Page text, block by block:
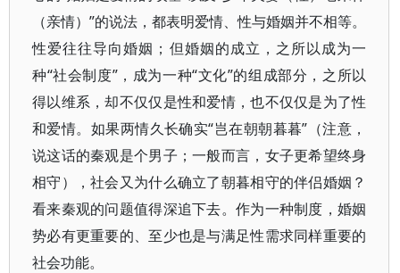
（亲情）”的说法，都表明爱情、性与婚姻并不相等。
性爱往往导向婚姻；但婚姻的成立，之所以成为一
种“社会制度”，成为一种“文化”的组成部分，之所以
得以维系，却不仅仅是性和爱情，也不仅仅是为了性
和爱情。如果两情久长确实“岂在朝朝暮暮”（注意，
说这话的秦观是个男子；一般而言，女子更希望终身
相守），社会又为什么确立了朝暮相守的伴侣婚姻？
看来秦观的问题值得深追下去。作为一种制度，婚姻
势必有更重要的、至少也是与满足性需求同样重要的
社会功能。